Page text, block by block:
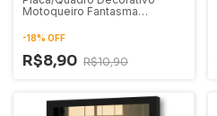
Motoqueiro Fantasma
-18% OFF
R$8,90 R$10,90